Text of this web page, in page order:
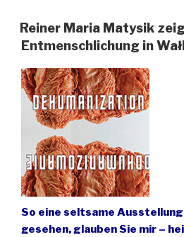
das
kulturelle
Reiner Maria Matysik
Entmenschlichung in
So eine seltsame Ausstellung
gesehen, glauben Sie mir –